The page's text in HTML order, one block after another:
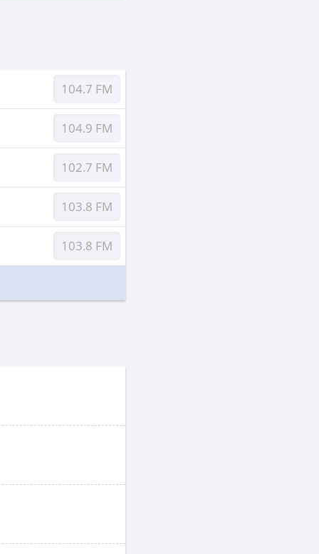
104.7 FM
104.9 FM
102.7 FM
103.8 FM
103.8 FM